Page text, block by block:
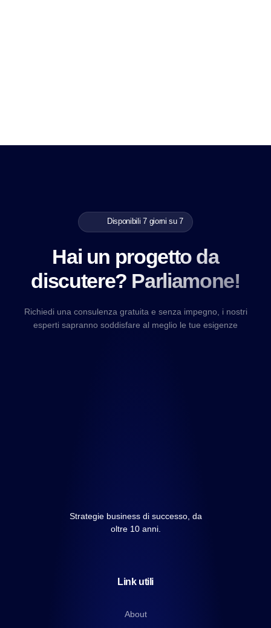
Disponibili 7 giorni su 7
Hai un progetto da
discutere? Parliamone!
Richiedi una consulenza gratuita e senza impegno, i nostri
esperti sapranno soddisfare al meglio le tue esigenze
Strategie business di successo, da
oltre 10 anni.
Link utili
About